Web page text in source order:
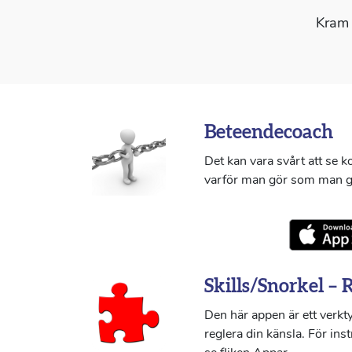
Beteendecoach
Det kan vara svårt att se
varför man gör som man
Skills/Snorkel –
Den här appen är ett
reglera din känsla. För